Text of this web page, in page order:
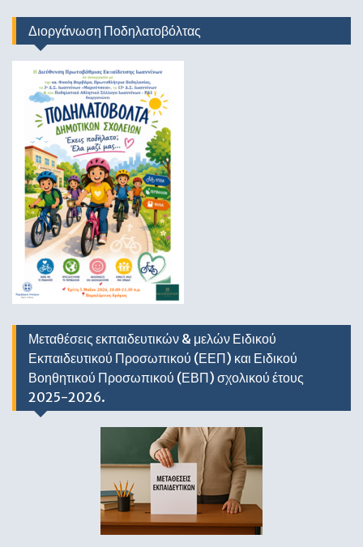
Διοργάνωση Ποδηλατοβόλτας
Μεταθέσεις εκπαιδευτικών & μελών Ειδικού
Εκπαιδευτικού Προσωπικού (ΕΕΠ) και Ειδικού
Βοηθητικού Προσωπικού (ΕΒΠ) σχολικού έτους
2025-2026.